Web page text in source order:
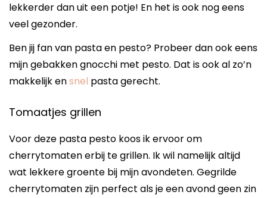
lekkerder dan uit een potje! En het is ook nog eens
veel gezonder.
Ben jij fan van pasta en pesto? Probeer dan ook eens
mijn gebakken gnocchi met pesto. Dat is ook al zo’n
makkelijk ensnel pasta gerecht.
Tomaatjes grillen
Voor deze pasta pesto koos ik ervoor om
cherrytomaten erbij te grillen. Ik wil namelijk altijd
wat lekkere groente bij mijn avondeten. Gegrilde
cherrytomaten zijn perfect als je een avond geen zin